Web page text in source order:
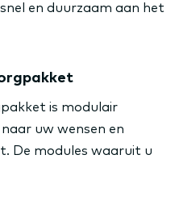
en duurzaam aan het
is modulair
uw wensen en
De modules waaruit u